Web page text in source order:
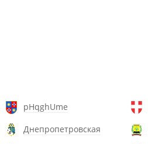
pHqghUme
Днепропетровская